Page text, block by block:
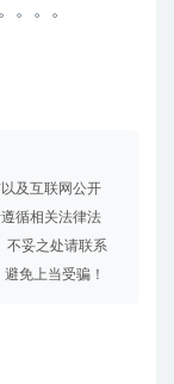
。。。
及互联网公开
循相关法律法
不妥之处请联系
免上当受骗！